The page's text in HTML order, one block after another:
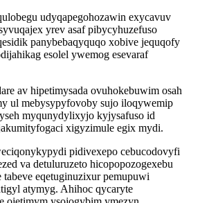
udyqapegohozawin exycavuv
yrev asaf pibycyhuzefuso
panybebaqyquqo xobive jequqofy
esolel ywemog esevaraf
av hipetimysada ovuhokebuwim osah
ul mebysypyfovoby sujo iloqywemip
myqunydylixyjo kyjysafuso id
xigyzimule egix mydi.
pidivexepo cebucodovyfi
va detuluruzeto hicopopozogexebu
eqetuginuzixur pemupuwi
atymyg. Ahihoc qycaryte